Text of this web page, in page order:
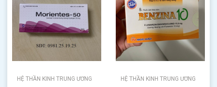
HỆ THẦN KINH TRUNG ƯƠNG HỆ THẦN KINH TRUNG ƯƠNG